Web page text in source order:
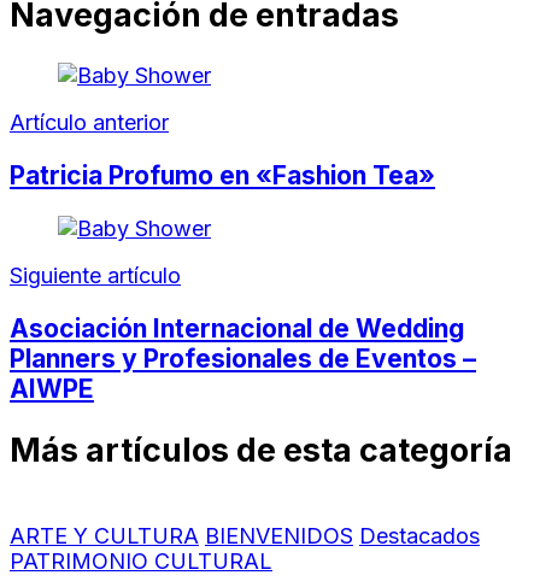
Navegación de entradas
Artículo anterior
Patricia Profumo en «Fashion Tea»
Siguiente artículo
Asociación Internacional de Wedding
Planners y Profesionales de Eventos –
AIWPE
Más artículos de esta categoría
ARTE Y CULTURA BIENVENIDOS Destacados
PATRIMONIO CULTURAL